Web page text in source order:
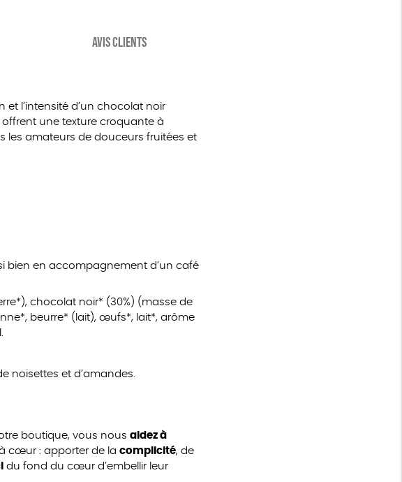
AVIS CLIENTS
l’intensité d’un chocolat noir
une texture croquante à
les amateurs de douceurs fruitées et
bien en accompagnement d’un café
chocolat noir* (30%) (masse de
beurre* (lait), œufs*, lait*, arôme
noisettes et d’amandes.
boutique, vous nousaidez à
cœur : apporter de lacomplicité, de
du fond du cœur d’embellir leur